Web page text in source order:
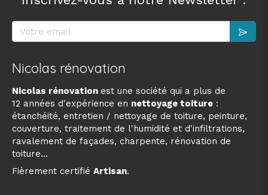
Votre email
Nicolas rénovation
Nicolas rénovation est une société qui a plus de
12 années d'expérience en nettoyage toiture :
étanchéité, entretien / nettoyage de toiture, peinture,
couverture, traitement de l'humidité et d'infiltrations,
ravalement de façades, charpente, rénovation de
toiture...
Fièrement certifié Artisan.